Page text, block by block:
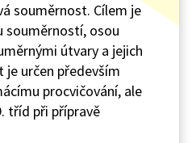
souměrnost. Cílem je
souměrností, osou
útvary a jejich
určen především
procvičování, ale
tříd při přípravě